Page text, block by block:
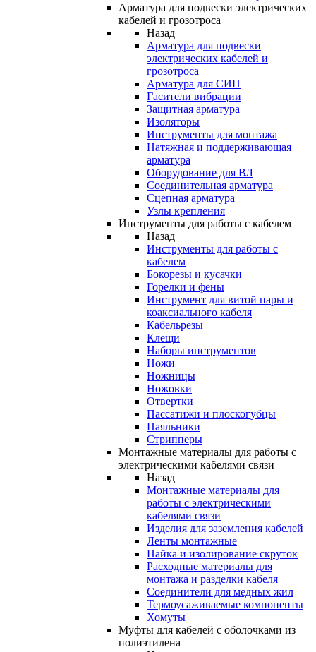
Арматура для подвески электрических
кабелей и грозотроса
Назад
Арматура для подвески
электрических кабелей и
грозотроса
Арматура для СИП
Гасители вибрации
Защитная арматура
Изоляторы
Инструменты для монтажа
Натяжная и поддерживающая
арматура
Оборудование для ВЛ
Соединительная арматура
Сцепная арматура
Узлы крепления
Инструменты для работы с кабелем
Назад
Инструменты для работы с
кабелем
Бокорезы и кусачки
Горелки и фены
Инструмент для витой пары и
коаксиального кабеля
Кабельрезы
Клещи
Наборы инструментов
Ножи
Ножницы
Ножовки
Отвертки
Пассатижи и плоскогубцы
Паяльники
Стрипперы
Монтажные материалы для работы с
электрическими кабелями связи
Назад
Монтажные материалы для
работы с электрическими
кабелями связи
Изделия для заземления кабелей
Ленты монтажные
Пайка и изолирование скруток
Расходные материалы для
монтажа и разделки кабеля
Соединители для медных жил
Термоусаживаемые компоненты
Хомуты
Муфты для кабелей с оболочками из
полиэтилена